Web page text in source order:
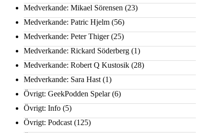
Medverkande: Mikael Sörensen (23)
Medverkande: Patric Hjelm (56)
Medverkande: Peter Thiger(25)
Medverkande: Rickard Söderberg (1)
Medverkande: Robert Q Kustosik (28)
Medverkande: Sara Hast (1)
Övrigt: GeekPodden Spelar(6)
Övrigt: Info (5)
Övrigt: Podcast (125)